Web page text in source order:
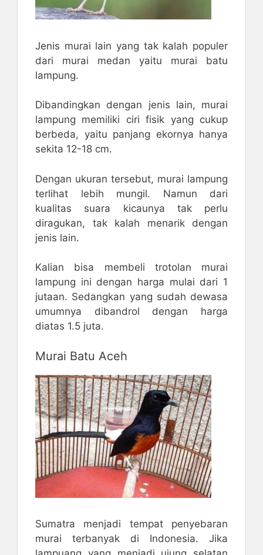
Jenis murai lain yang tak kalah populer
dari murai medan yaitu murai batu
lampung.
Dibandingkan dengan jenis lain, murai
lampung memiliki ciri fisik yang cukup
berbeda, yaitu panjang ekornya hanya
sekita 12-18 cm.
Dengan ukuran tersebut, murai lampung
terlihat lebih mungil. Namun dari
kualitas suara kicaunya tak perlu
diragukan, tak kalah menarik dengan
jenis lain.
Kalian bisa membeli trotolan murai
lampung ini dengan harga mulai dari 1
jutaan. Sedangkan yang sudah dewasa
umumnya dibandrol dengan harga
diatas 1.5 juta.
Murai Batu Aceh
Sumatra menjadi tempat penyebaran
murai terbanyak di Indonesia. Jika